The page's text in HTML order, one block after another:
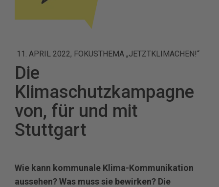
11. APRIL 2022, FOKUSTHEMA „JETZTKLIMACHEN!“
Die
Klimaschutzkampagne
von, für und mit
Stuttgart
Wie kann kommunale Klima-Kommunikation
aussehen? Was muss sie bewirken? Die